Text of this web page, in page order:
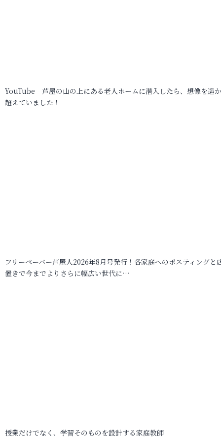
YouTube 芦屋の山の上にある老人ホームに潜入したら、想像を遥
超えていました！
フリーペーパー芦屋人2026年8月号発行！各家庭へのポスティングと
置きで今までよりさらに幅広い世代に…
授業だけでなく、学習そのものを設計する家庭教師